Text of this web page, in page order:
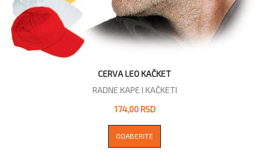
CERVA LEO KAČKET
RADNE KAPE I KAČKETI
174,00 RSD
ODABERITE